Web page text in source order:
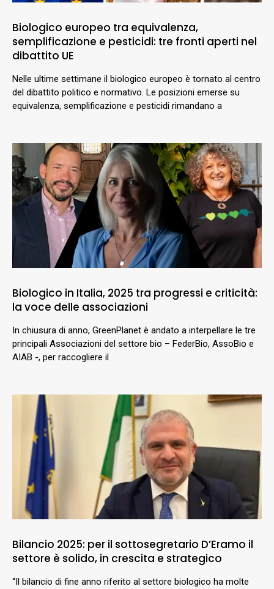
Biologico europeo tra equivalenza,
semplificazione e pesticidi: tre fronti aperti nel
dibattito UE
Nelle ultime settimane il biologico europeo è tornato al centro
del dibattito politico e normativo. Le posizioni emerse su
equivalenza, semplificazione e pesticidi rimandano a
Biologico in Italia, 2025 tra progressi e criticità:
la voce delle associazioni
In chiusura di anno, GreenPlanet è andato a interpellare le tre
principali Associazioni del settore bio – FederBio, AssoBio e
AIAB -, per raccogliere il
Bilancio 2025: per il sottosegretario D’Eramo il
settore è solido, in crescita e strategico
“Il bilancio di fine anno riferito al settore biologico ha molte